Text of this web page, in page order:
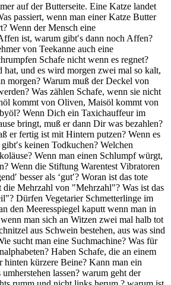
auf der Butterseite. Eine Katze landet
passiert, wenn man einer Katze Butter
Wenn der Mensch eine
ist, warum gibt′s dann noch Affen?
von Teekanne auch eine
Schafe nicht wenn es regnet?
hat, und es wird morgen zwei mal so kalt,
morgen? Warum muß der Deckel von
Was zählen Schafe, wenn sie nicht
kommt von Oliven, Maisöl kommt von
Wenn Dich ein Taxichauffeur im
bringt, muß er dann Dir was bezahlen?
er fertig ist mit Hintern putzen? Wenn es
keinen Todkuchen? Welchen
Wenn man einen Schlumpf würgt,
Wenn die Stiftung Warentest Vibratoren
besser als ‘gut′? Woran ist das tote
die Mehrzahl von "Mehrzahl"? Was ist das
Dürfen Vegetarier Schmetterlinge im
den Meeresspiegel kaputt wenn man in
wenn man sich an Witzen zwei mal halb tot
aus Schwein bestehen, aus was sind
sucht man eine Suchmachine? Was für
Haben Schafe, die an einem
hinten kürzere Beine? Kann man ein
lassen? warum geht der